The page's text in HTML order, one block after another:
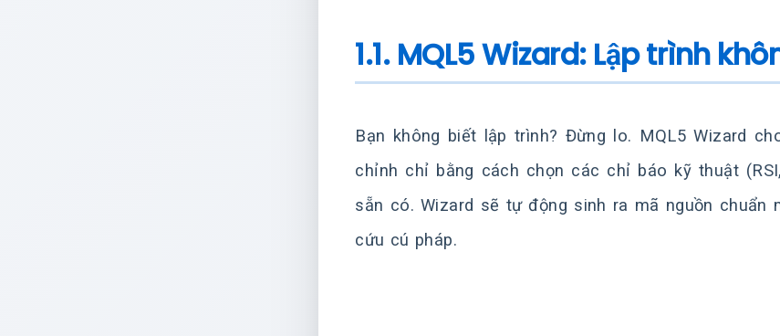
1.1. MQL5 Wizard: Lập trình
Bạn không biết lập trình? Đừng lo. MQL5 Wizard
chỉnh chỉ bằng cách chọn các chỉ báo kỹ thuật
sẵn có. Wizard sẽ tự động sinh ra mã nguồn chuẩn
cứu cú pháp.